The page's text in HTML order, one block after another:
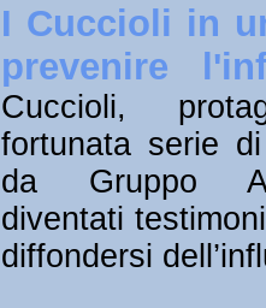
I Cuccioli in
prevenire
Cuccioli,
fortunata serie
da Gruppo
diventati
diffondersi